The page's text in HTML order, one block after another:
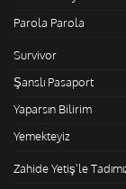
Parola Parola
Survivor
Şanslı Pasaport
Yaparsın Bilirim
Yemekteyiz
Zahide Yetiş'le